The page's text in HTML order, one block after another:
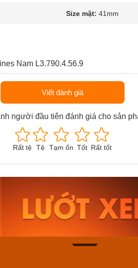
Size mặt: 41mm
Nam L3.790.4.56.9
Viết đánh giá
người đầu tiên đánh giá cho sản
Rất tệ Tệ Tạm ổn Tốt Rất tốt
Casio Nam MTS-
115D-1AVDF
2.823.000₫
2.399.550₫
Mua ngay